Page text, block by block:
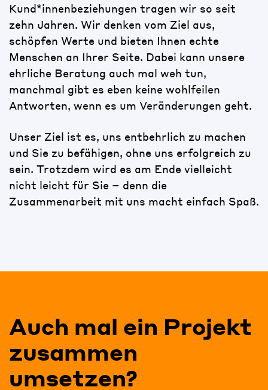
Kund*innenbeziehungen tragen wir so seit
zehn Jahren. Wir denken vom Ziel aus,
schöpfen Werte und bieten Ihnen echte
Menschen an Ihrer Seite. Dabei kann unsere
ehrliche Beratung auch mal weh tun,
manchmal gibt es eben keine wohlfeilen
Antworten, wenn es um Veränderungen geht.
Unser Ziel ist es, uns entbehrlich zu machen
und Sie zu befähigen, ohne uns erfolgreich zu
sein. Trotzdem wird es am Ende vielleicht
nicht leicht für Sie – denn die
Zusammenarbeit mit uns macht einfach Spaß.
Auch mal ein Projekt
zusammen
umsetzen?